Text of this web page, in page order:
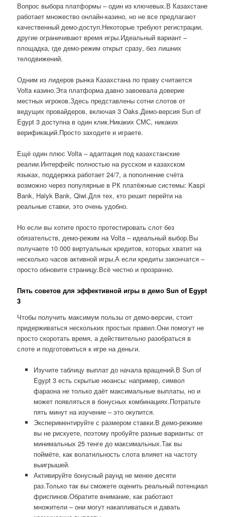
Вопрос выбора платформы – один из ключевых.В Казахстане
работает множество онлайн-казино, но не все предлагают
качественный демо-доступ.Некоторые требуют регистрации,
другие ограничивают время игры.Идеальный вариант –
площадка, где демо-режим открыт сразу, без лишних
телодвижений.
Одним из лидеров рынка Казахстана по праву считается
Volta казино.Эта платформа давно завоевала доверие
местных игроков.Здесь представлены сотни слотов от
ведущих провайдеров, включая 3 Oaks.Демо-версия Sun of
Egypt 3 доступна в один клик.Никаких СМС, никаких
верификаций.Просто заходите и играете.
Ещё один плюс Volta – адаптация под казахстанские
реалии.Интерфейс полностью на русском и казахском
языках, поддержка работает 24/7, а пополнение счёта
возможно через популярные в РК платёжные системы: Kaspi
Bank, Halyk Bank, Qiwi.Для тех, кто решит перейти на
реальные ставки, это очень удобно.
Но если вы хотите просто протестировать слот без
обязательств, демо-режим на Volta – идеальный выбор.Вы
получаете 10 000 виртуальных кредитов, которых хватит на
несколько часов активной игры.А если кредиты закончатся –
просто обновите страницу.Всё честно и прозрачно.
Пять советов для эффективной игры в демо Sun of Egypt
3
Чтобы получить максимум пользы от демо-версии, стоит
придерживаться нескольких простых правил.Они помогут не
просто скоротать время, а действительно разобраться в
слоте и подготовиться к игре на деньги.
Изучите таблицу выплат до начала вращений.В Sun of
Egypt 3 есть скрытые нюансы: например, символ
фараона не только даёт максимальные выплаты, но и
может появляться в бонусных комбинациях.Потратьте
пять минут на изучение – это окупится.
Экспериментируйте с размером ставки.В демо-режиме
вы не рискуете, поэтому пробуйте разные варианты: от
минимальных 25 тенге до максимальных.Так вы
поймёте, как волатильность слота влияет на частоту
выигрышей.
Активируйте бонусный раунд не менее десяти
раз.Только так вы сможете оценить реальный потенциал
фриспинов.Обратите внимание, как работают
множители – они могут накапливаться и давать